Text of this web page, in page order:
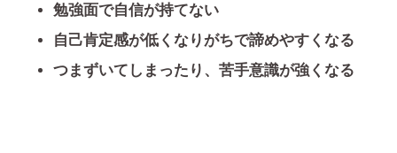
勉強面で自信が持てない
自己肯定感が低くなりがちで諦めやすくなる
つまずいてしまったり、苦手意識が強くなる